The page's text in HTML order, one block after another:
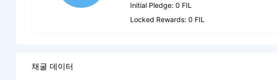
Initial Pledge: 0 FIL
Locked Rewards: 0 FIL
채굴 데이터